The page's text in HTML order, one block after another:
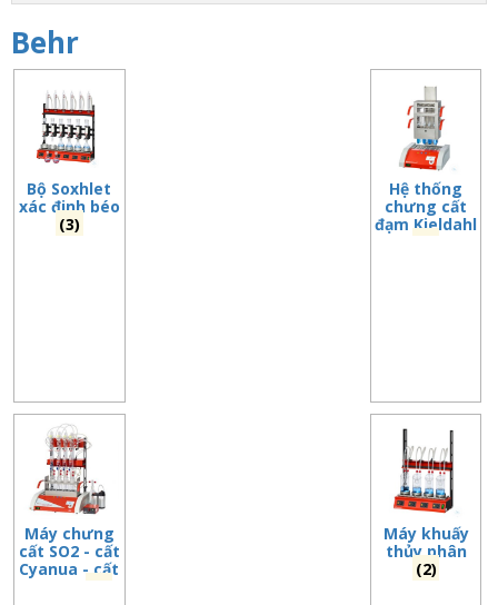
Behr
Bộ Soxhlet
xác đinh béo
(3)
Hệ thống
chưng cất
đạm Kjeldahl
(6)
Máy chưng
cất SO2 - cất
Cyanua - cất
(3)
Máy khuấy
thủy phân
(2)